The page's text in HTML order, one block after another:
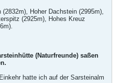
Hoher Dachstein (2995m),
(2925m), Hohes Kreuz
(Naturfreunde) saßen
hatte ich auf der Sarsteinalm